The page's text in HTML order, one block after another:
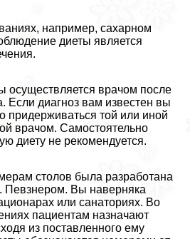
например, сахарном
диеты является
осуществляется врачом после
Если диагноз вам известен вы
придерживаться той или иной
врачом. Самостоятельно
диету не рекомендуется.
столов была разработана
Певзнером. Вы наверняка
или санаториях. Во
пациентам назначают
из поставленного ему